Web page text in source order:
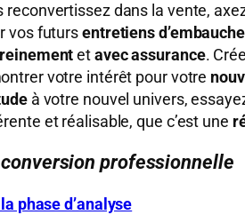
reconvertissez dans la vente,
vos futursentretiens d’embauche
etavec assurance.
votre intérêt pour votre
à votre nouvel univers,
et réalisable, que c’est une
professionnelle
phase d’analyse